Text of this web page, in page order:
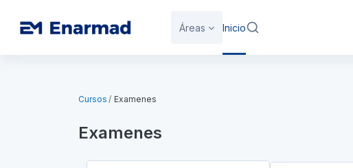
Áreas Inicio
Cursos Examenes
Examenes